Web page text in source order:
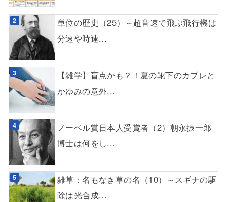
単位の歴史（25）～超音速で飛ぶ飛行機は
分速や時速...
【雑学】盲点かも？！夏の靴下のカブレと
かゆみの意外...
ノーベル賞日本人受賞者（2）朝永振一郎
博士は何をし...
雑草：名もなき草の名（10）～スギナの駆
除は光合成...